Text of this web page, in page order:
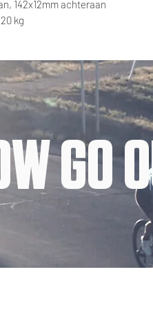
142x12mm achteraan
kg
GO